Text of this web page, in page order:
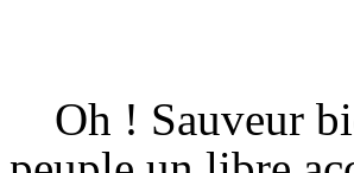
Oh ! Sauveur